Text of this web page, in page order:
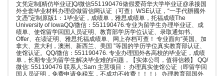
文凭定制[精仿毕业证]Q/微信551190476做假爱荷华大学毕业证@承接国
外全套毕业材料办理@做留信网认证（可查）WSE认证，“一手代辦國外
文憑”定制原版1：1毕业证，成绩单，雅思成绩单，托福成绩The
University of IowaQQ/微信：551190476.专业为留学生办理毕业证、成
绩单、使馆留学回国人员证明、教育部学历学位认证、录取通知书、
Offer、在读证明、雅思托福成绩单、网上存档可查！ 专业面向“英国、加
拿大、意大利，澳洲、新西兰、美国 ”等国的学历学位真实教育部认证、
使馆认证。QQ/微信：551190476. 专业办理国外各高校的毕业证，成绩
单，长期专业为留学生解决毕业难的问题，【实体公司，值得信赖】 QQ/
微信: 551190476 联系人:Sam 主营项目： 办理真实使馆公证（即留学回
国人员证明，免费申请免税车，不成功不收费！！！） 办理教育部国外